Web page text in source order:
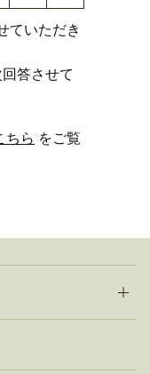
ていただき
答させて
ちら をご覧